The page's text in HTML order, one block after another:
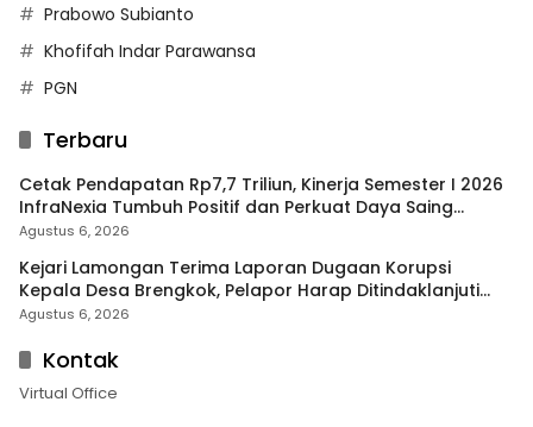
Prabowo Subianto
Khofifah Indar Parawansa
PGN
Terbaru
Cetak Pendapatan Rp7,7 Triliun, Kinerja Semester I 2026
InfraNexia Tumbuh Positif dan Perkuat Daya Saing
Industri Digital
Agustus 6, 2026
Kejari Lamongan Terima Laporan Dugaan Korupsi
Kepala Desa Brengkok, Pelapor Harap Ditindaklanjuti
Secara Profesional
Agustus 6, 2026
Kontak
Virtual Office